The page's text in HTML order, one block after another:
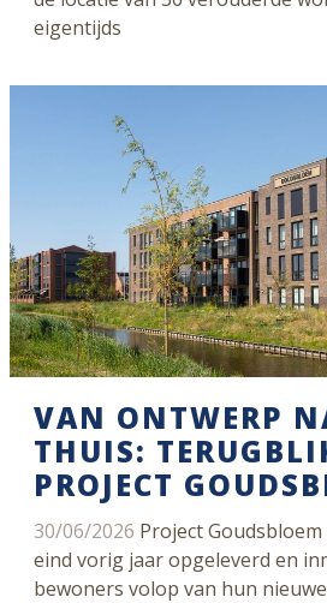
eigentijds
VAN ONTWERP
THUIS:
PROJECT
30/06/2026 Project
eind vorig jaar opgeleverd en
bewoners volop van hun